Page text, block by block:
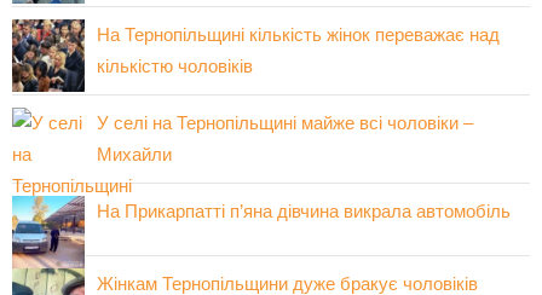
На Тернопільщині кількість жінок переважає над
кількістю чоловіків
У селі на Тернопільщині майже всі чоловіки –
Михайли
На Прикарпатті п’яна дівчина викрала автомобіль
Жінкам Тернопільщини дуже бракує чоловіків